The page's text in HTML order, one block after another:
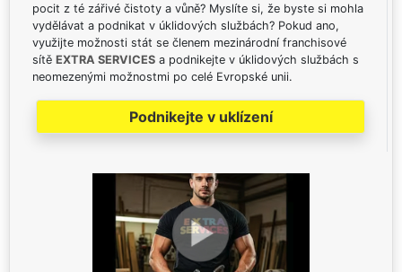
pocit z té zářivé čistoty a vůně? Myslíte si, že byste si mohla
vydělávat a podnikat v úklidových službách? Pokud ano,
využijte možnosti stát se členem mezinárodní franchisové
sítě EXTRA SERVICES a podnikejte v úklidových službách s
neomezenými možnostmi po celé Evropské unii.
Podnikejte v uklízení